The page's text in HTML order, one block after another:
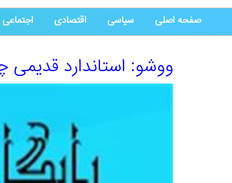
صفحه اصلی سیاسی اقتصادی اجتماعی
ووشو: استاندارد